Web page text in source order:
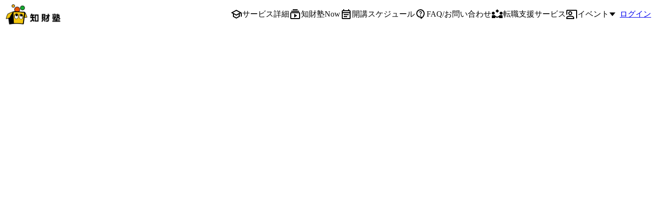
サービス詳細 知財塾Now 開講スケジュール FAQ/お問い合わせ 転職支援サービス イベント ログイン